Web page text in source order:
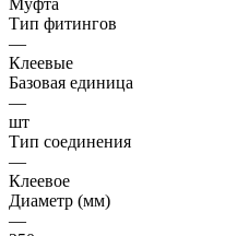
Тип фитингов
—
Клеевые
Базовая единица
—
шт
Тип соединения
—
Клеевое
Диаметр (мм)
—